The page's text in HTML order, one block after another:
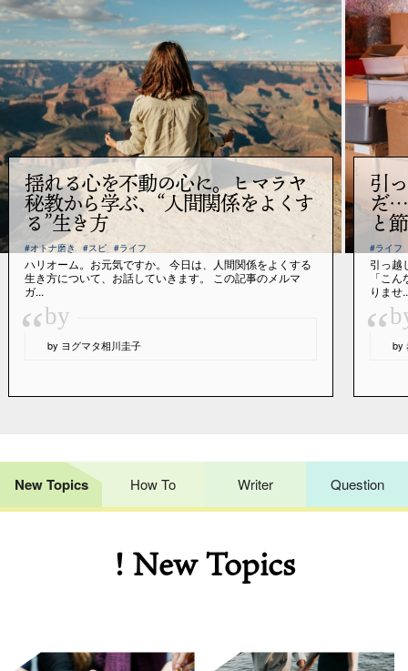
揺れる心を不動の心に。ヒマラヤ
秘教から学ぶ、“人間関係をよくす
る”生き方
#オトナ磨き #スピ #ライフ
ハリオーム。お元気ですか。 今日は、人間関係をよくする
生き方について、お話していきます。 この記事のメルマ
ガ...
“by
by ヨグマタ相川圭子
引
だ…
と
#ライフ
引っ越
「こ
りませ
“ by
New Topics How To Writer Question
! New Topics